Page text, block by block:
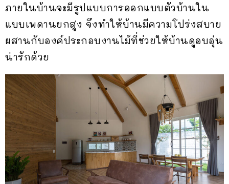
ภายในบ้านจะมีรูปแบบการออกแบบตัวบ้านใน
แบบเพดานยกสูง จึงทำให้บ้านมีความโปร่งสบาย
ผสานกับองค์ประกอบงานไม้ที่ช่วยให้บ้านดูอบอุ่น
น่ารักด้วย